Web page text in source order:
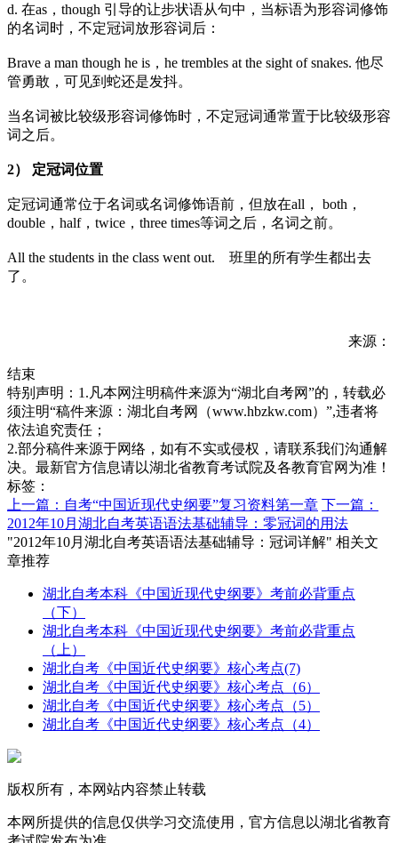
d. 在as，though 引导的让步状语从句中，当标语为形容词修饰
的名词时，不定冠词放形容词后：
Brave a man though he is，he trembles at the sight of snakes. 他尽
管勇敢，可见到蛇还是发抖。
当名词被比较级形容词修饰时，不定冠词通常置于比较级形容
词之后。
2） 定冠词位置
定冠词通常位于名词或名词修饰语前，但放在all， both，
double，half，twice，three times等词之后，名词之前。
All the students in the class went out. 班里的所有学生都出去
了。
来源：
结束
特别声明：1.凡本网注明稿件来源为“湖北自考网”的，转载必
须注明“稿件来源：湖北自考网（www.hbzkw.com）”,违者将
依法追究责任；
2.部分稿件来源于网络，如有不实或侵权，请联系我们沟通解
决。最新官方信息请以湖北省教育考试院及各教育官网为准！
标签：
上一篇：自考“中国近现代史纲要”复习资料第一章 下一篇：
2012年10月湖北自考英语语法基础辅导：零冠词的用法
"2012年10月湖北自考英语语法基础辅导：冠词详解" 相关文
章推荐
湖北自考本科《中国近现代史纲要》考前必背重点
（下）
湖北自考本科《中国近现代史纲要》考前必背重点
（上）
湖北自考《中国近代史纲要》核心考点(7)
湖北自考《中国近代史纲要》核心考点（6）
湖北自考《中国近代史纲要》核心考点（5）
湖北自考《中国近代史纲要》核心考点（4）
版权所有，本网站内容禁止转载
本网所提供的信息仅供学习交流使用，官方信息以湖北省教育